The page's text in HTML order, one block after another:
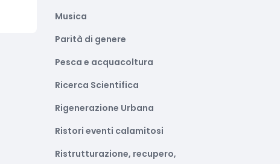
Musica
Parità di genere
Pesca e acquacoltura
Ricerca Scientifica
Rigenerazione Urbana
Ristori eventi calamitosi
Ristrutturazione, recupero,